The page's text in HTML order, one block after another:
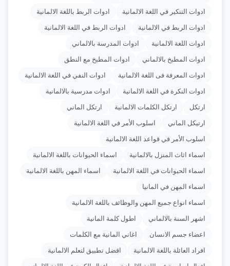
ادوات التنكير في اللغة الالمانية ادوات الربط باللغة الالمانية
ادوات الربط في الالمانية ادوات الربط في اللغة الالمانية
ادوات اللغة الالمانية ادوات المدرسة بالالماني
ادوات المطبخ بالالماني ادوات المطبخ مع النطق
ادوات المعرفة فى اللغة الالمانية ادوات النفي في اللغة الالمانية
ادوات النكرة في اللغة الالمانية ادوات مدرسية بالالمانية
ارتكل ارتكل الكلمات الالمانية ارتكل الماني
ارتيكل الماني اسلوب الأمر في اللغة الالمانية
اسلوب الأمر في قواعد اللغة الالمانية
اسماء اثاث المنزل بالالمانية اسماء الحيوانات باللغة الالمانية
اسماء الحيوانات في اللغة الالمانية اسماء المهن باللغة الالمانية
اسماء المهن في المانيا
اسماء انواع جميع المهن والوظائف باللغة الالمانية
اشهر السنة بالالماني اطول كلمة المانية
اعضاء جسم الانسان اغاني المانية مع الكلمات
افراد العائلة باللغة الالمانية افضل تطبيق لتعلم الالمانية